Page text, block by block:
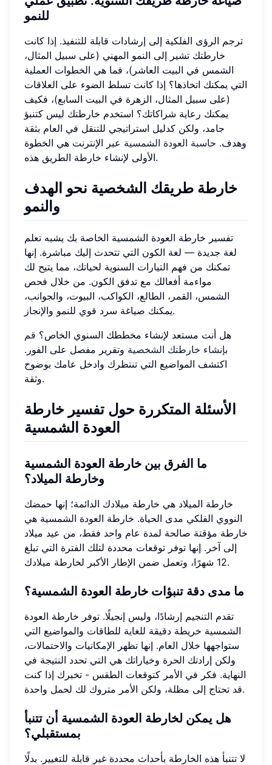
للنمو
ترجم الرؤى الفلكية إلى إرشادات قابلة للتنفيذ. إذا كانت
خارطتك تشير إلى النمو المهني (على سبيل المثال،
الشمس في البيت العاشر)، فما هي الخطوات العملية
التي يمكنك اتخاذها؟ إذا كانت تسلط الضوء على العلاقات
(على سبيل المثال، الزهرة في البيت السابع)، فكيف
يمكنك رعاية شراكاتك؟ استخدم خارطتك ليس كتنبؤ
جامد، ولكن كدليل استراتيجي للتنقل في العام بثقة
وهدف. حاسبة العودة الشمسية عبر الإنترنت هي الخطوة
الأولى لإنشاء خارطة الطريق هذه.
خارطة طريقك الشخصية نحو الهدف
والنمو
تفسير خارطة العودة الشمسية الخاصة بك يشبه تعلم
لغة جديدة — لغة الكون التي تتحدث إليك مباشرة. إنها
تمكنك من فهم التيارات السنوية لحياتك، مما يتيح لك
مواءمة أفعالك مع تدفق الكون. من خلال فحص
الشمس، القمر، الطالع، الكواكب، البيوت، والجوانب،
يمكنك صياغة سرد قوي للنمو والإنجاز.
هل أنت مستعد لإنشاء مخططك السنوي الخاص؟ قم
بإنشاء خارطتك الشخصية وتقرير مفصل على الفور.
اكتشف المواضيع التي تنتظرك وادخل عامك بوضوح
وثقة.
الأسئلة المتكررة حول تفسير خارطة
العودة الشمسية
ما الفرق بين خارطة العودة الشمسية
وخارطة الميلاد؟
خارطة الميلاد هي خارطة ميلادك الدائمة؛ إنها حمضك
النووي الفلكي مدى الحياة. خارطة العودة الشمسية هي
خارطة مؤقتة صالحة لمدة عام واحد فقط، من عيد ميلاد
إلى آخر. إنها توفر توقعات محددة لتلك الفترة التي تبلغ
12 شهرًا، وتعمل ضمن الإطار الأكبر لخارطة ميلادك.
ما مدى دقة تنبؤات خارطة العودة الشمسية؟
تقدم التنجيم إرشادًا، وليس إنجيلًا. توفر خارطة العودة
الشمسية خريطة دقيقة للغاية للطاقات والمواضيع التي
ستواجهها خلال العام. إنها تظهر الإمكانيات والاحتمالات،
ولكن إرادتك الحرة وخياراتك هي التي تحدد النتيجة في
النهاية. فكر في الأمر كتوقعات الطقس - تخبرك إذا كنت
قد تحتاج إلى مظلة، ولكن الأمر متروك لك لحمل واحدة.
هل يمكن لخارطة العودة الشمسية أن تتنبأ
بمستقبلي؟
لا تتنبأ هذه الخارطة بأحداث محددة غير قابلة للتغيير. بدلًا